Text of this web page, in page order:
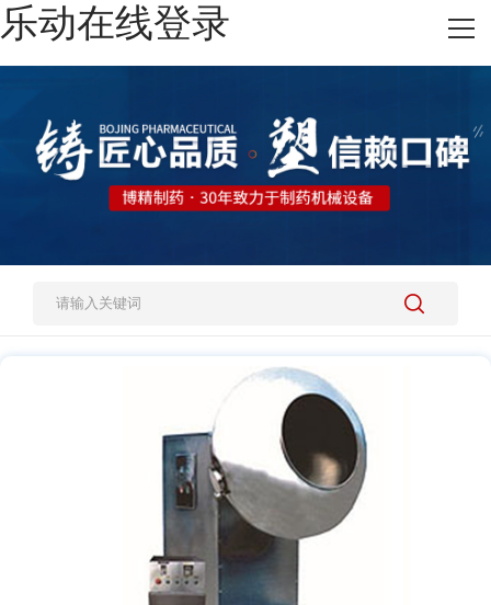
乐动在线登录
网站乐动在线登录
施工案例
人才招聘